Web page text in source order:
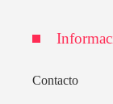
Contacto